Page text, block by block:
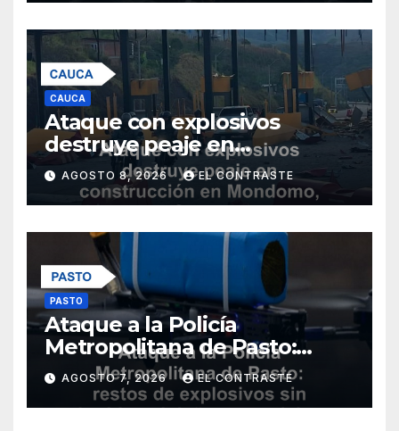
CAUCA
Ataque con explosivos
destruye peaje en
construcción en Mondomo,
Cauca
AGOSTO 8, 2026 EL CONTRASTE
PASTO
Ataque a la Policía
Metropolitana de Pasto:
restos de explosivos sin
heridos ni daños materiales
AGOSTO 7, 2026 EL CONTRASTE